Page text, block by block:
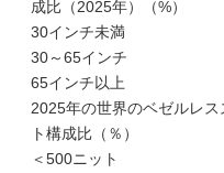
成比（2025年）（%）
30インチ未満
30～65インチ
65インチ以上
2025年の世界のベゼルレ
ト構成比（％）
＜500ニット